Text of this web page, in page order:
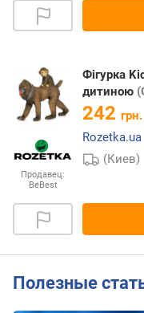
Продавец:
BeBest
Фігурка
дитиною
242 грн.
Rozetka.ua
(Киев)
Полезные